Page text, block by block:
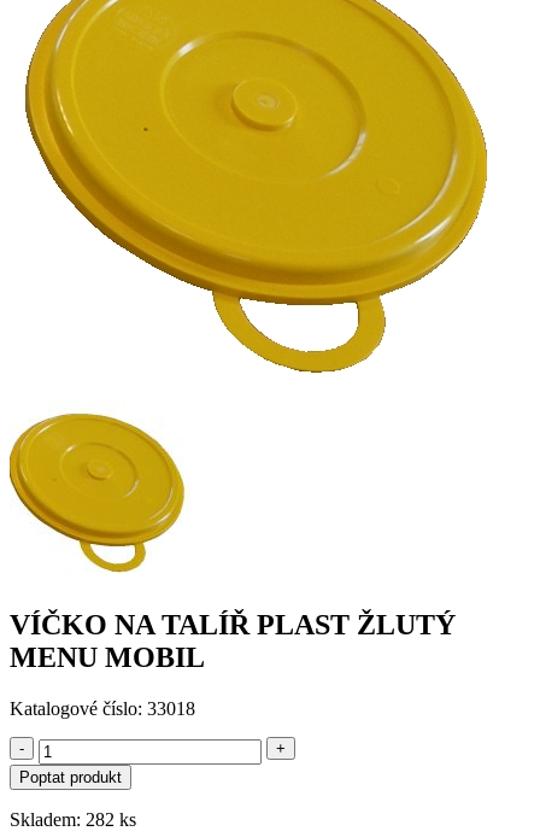
VÍČKO NA TALÍŘ PLAST ŽLUTÝ
MENU MOBIL
Katalogové číslo: 33018
-
+
Poptat produkt
Skladem: 282 ks